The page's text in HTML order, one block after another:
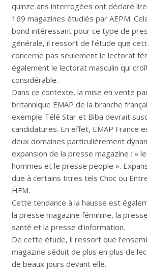
quinze ans interrogées ont déclaré
169 magazines étudiés par AEPM.
bond intéressant pour ce type de
générale, il ressort de l’étude que
concerne pas seulement le lectorat
également le lectorat masculin qui
considérable.
Dans ce contexte, la mise en vente
britannique EMAP de la branche
exemple Télé Star et Biba devrait
candidatures. En effet, EMAP France
deux domaines particulièrement
expansion de la presse magazine : «
hommes et le presse people ».
due à certains titres tels Choc ou
HFM.
Cette tendance à la hausse est
la presse magazine féminine, la
santé et la presse d’information.
De cette étude, il ressort que
magazine séduit de plus en plus de
de beaux jours devant elle.